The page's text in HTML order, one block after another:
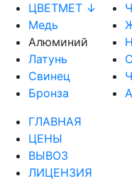
ЦВЕТМЕТ ↓
Медь
Алюминий
Латунь
Свинец
Бронза
ГЛАВНАЯ
ЦЕНЫ
ВЫВОЗ
ЛИЦЕНЗИЯ